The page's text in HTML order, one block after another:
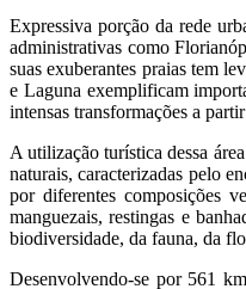
Expressiva porção da rede
administrativas como
suas exuberantes praias tem
e Laguna exemplificam
intensas transformações a
A utilização turística dessa
naturais, caracterizadas pelo
por diferentes composições
manguezais, restingas e
biodiversidade, da fauna, da
Desenvolvendo-se por 561